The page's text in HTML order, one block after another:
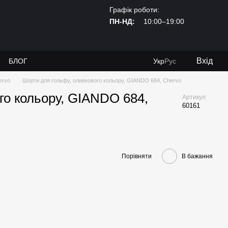
Графік роботи:
ПН-НД:
10:00–19:00
БЛОГ УкрРус Вхід
Шорти для гольфу, оливкового кольору, GIANDO 684, Сhervo
кольору, GIANDO 684,
Артикул
60161
Порівняти В бажання